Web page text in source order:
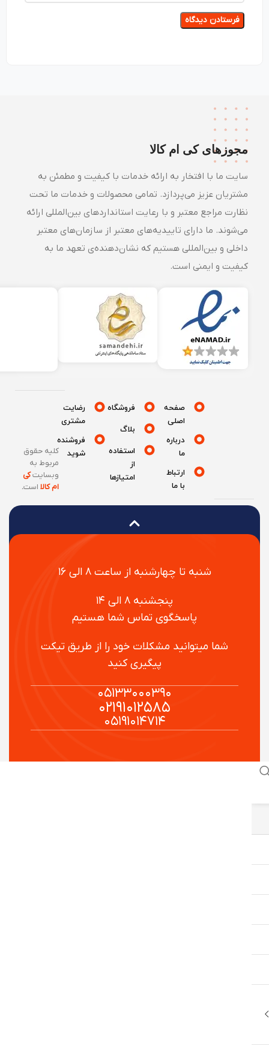
مجوزهای کی ام کالا
سایت ما با افتخار به ارائه خدمات با کیفیت و مطمئن به
مشتریان عزیز می‌پردازد. تمامی محصولات و خدمات ما تحت
نظارت مراجع معتبر و با رعایت استانداردهای بین‌المللی ارائه
می‌شوند. ما دارای تاییدیه‌های معتبر از سازمان‌های معتبر
داخلی و بین‌المللی هستیم که نشان‌دهنده‌ی تعهد ما به
کیفیت و ایمنی است.
شنبه تا چهارشنبه از ساعت ۸ الی ۱۶
پنجشنبه ۸ الی ۱۴
پاسخگوی تماس شما هستیم
شما میتوانید مشکلات خود را از طریق تیکت
پیگیری کنید
۰۵۱۳۳۰۰۰۳۹۰
۰۲۱۹۱۰۱۲۵۸۵
۰۵۱۹۱۰۱۴۷۱۴
صفحه
درباره
ارتباط
فروشگاه
بلاگ
استفاده
امتیازها
رضایت
مشتری
فروشنده
شوید
کلیه حقوق
مربوط به
وبسایتکی
ام کالااست.